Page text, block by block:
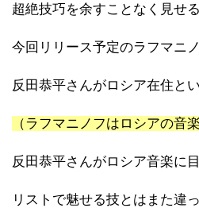
超絶技巧を余すことなく見せ
今回リリース予定のラフマニ
反田恭平さんがロシア在住と
（ラフマニノフはロシアの音楽
反田恭平さんがロシア音楽に
リストで魅せる技とはまた違